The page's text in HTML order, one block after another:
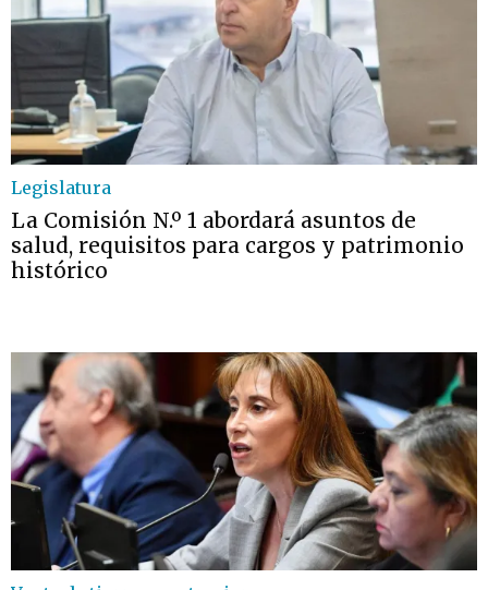
Legislatura
La Comisión N.º 1 abordará asuntos de
salud, requisitos para cargos y patrimonio
histórico